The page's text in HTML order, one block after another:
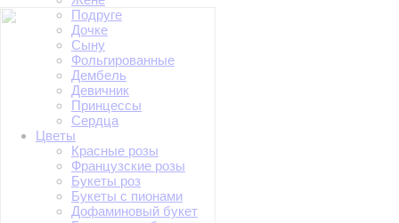
Подруге
Дочке
Сыну
Фольгированные
Дембель
Девичник
Принцессы
Сердца
Цветы
Красные розы
Французские розы
Букеты роз
Букеты с пионами
Дофаминовый букет